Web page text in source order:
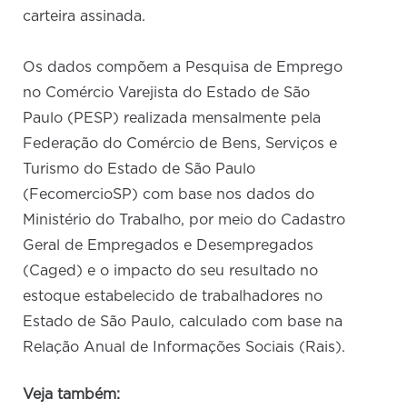
carteira assinada.
Os dados compõem a Pesquisa de Emprego
no Comércio Varejista do Estado de São
Paulo (PESP) realizada mensalmente pela
Federação do Comércio de Bens, Serviços e
Turismo do Estado de São Paulo
(FecomercioSP) com base nos dados do
Ministério do Trabalho, por meio do Cadastro
Geral de Empregados e Desempregados
(Caged) e o impacto do seu resultado no
estoque estabelecido de trabalhadores no
Estado de São Paulo, calculado com base na
Relação Anual de Informações Sociais (Rais).
Veja também: